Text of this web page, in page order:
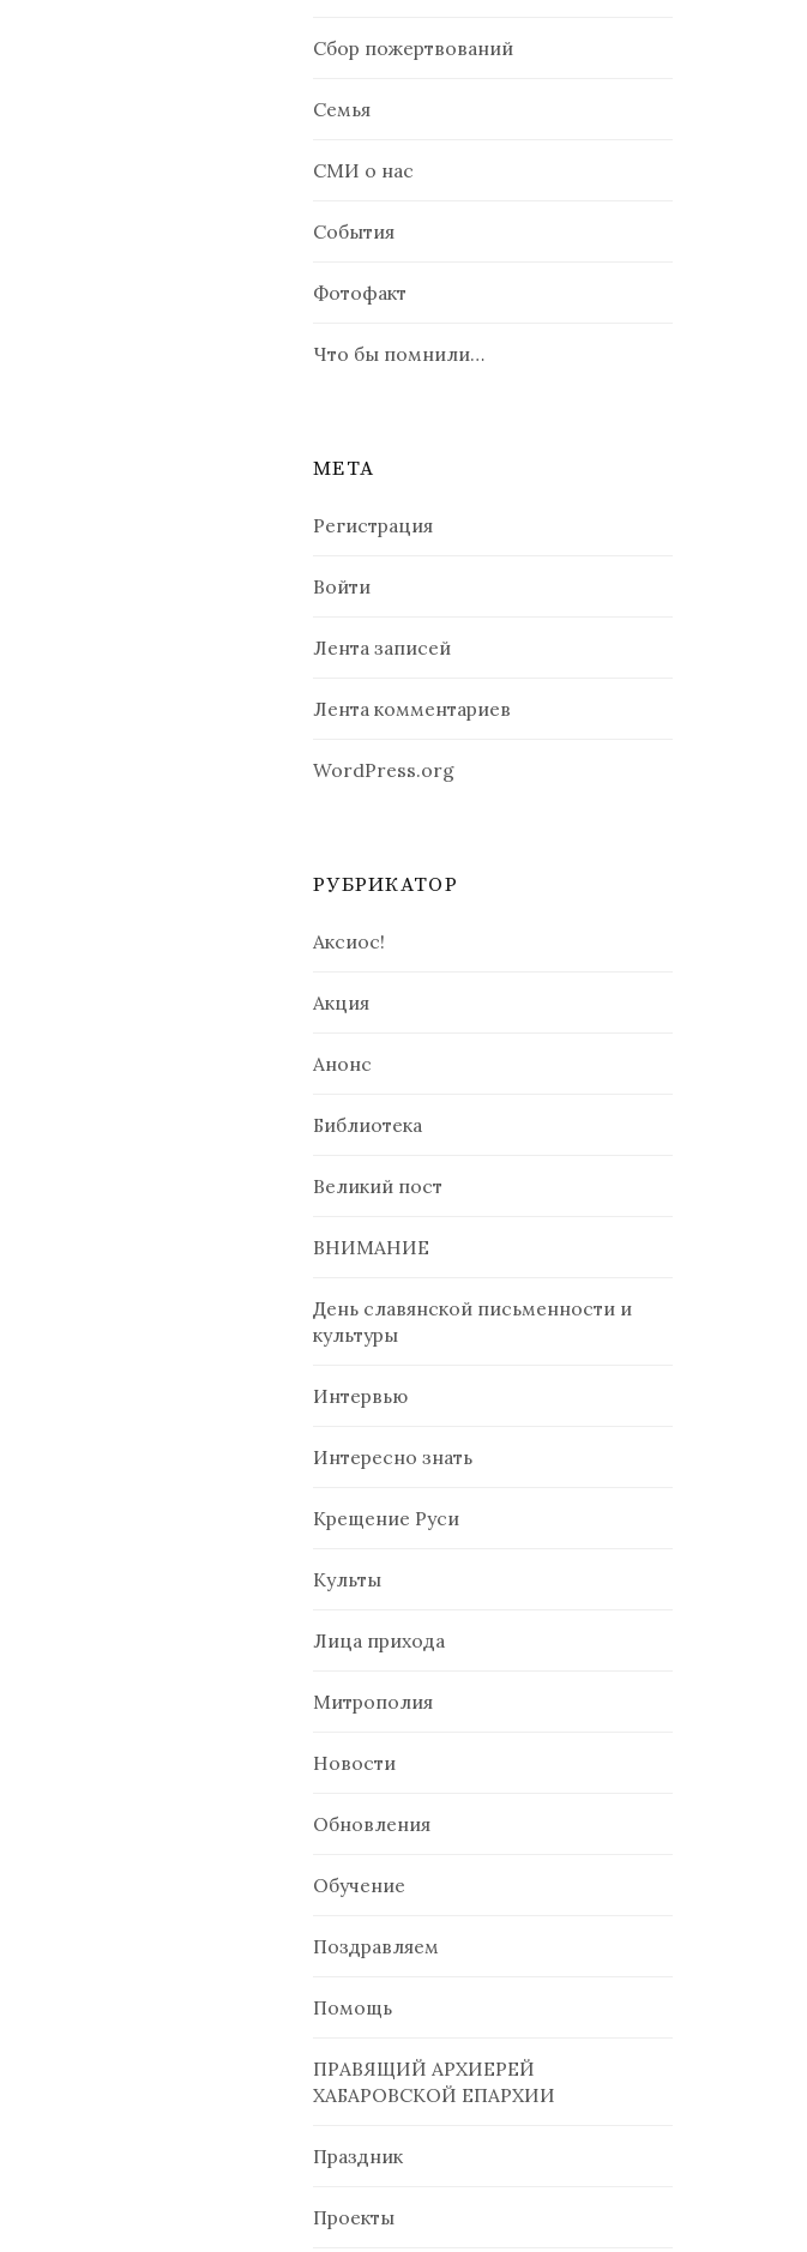
Сбор пожертвований
Семья
СМИ о нас
События
Фотофакт
Что бы помнили…
МЕТА
Регистрация
Войти
Лента записей
Лента комментариев
WordPress.org
РУБРИКАТОР
Аксиос!
Акция
Анонс
Библиотека
Великий пост
ВНИМАНИЕ
День славянской письменности и
культуры
Интервью
Интересно знать
Крещение Руси
Культы
Лица прихода
Митрополия
Новости
Обновления
Обучение
Поздравляем
Помощь
ПРАВЯЩИЙ АРХИЕРЕЙ
ХАБАРОВСКОЙ ЕПАРХИИ
Праздник
Проекты